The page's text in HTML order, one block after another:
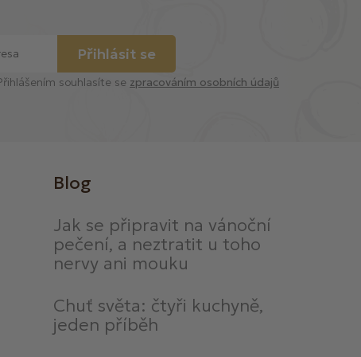
Přihlásit se
souhlasíte se zpracováním osobních údajů
Blog
Jak se připravit na vánoční
pečení, a neztratit u toho
nervy ani mouku
Chuť světa: čtyři kuchyně,
jeden příběh